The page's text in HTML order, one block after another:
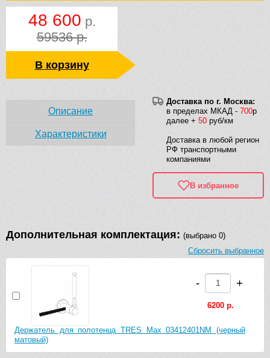
48 600 р.
59536 р.
В корзину
Доставка по г. Москва:
в пределах МКАД - 700р
далее + 50 руб/км
Доставка в любой регион
РФ транспортными
компаниями
В избранное
Описание
Характеристики
Дополнительная комплектация: (выбрано 0)
Сбросить выбранное
Держатель для полотенца TRES Max 03412401NM (черный
матовый)
- +
6200 р.